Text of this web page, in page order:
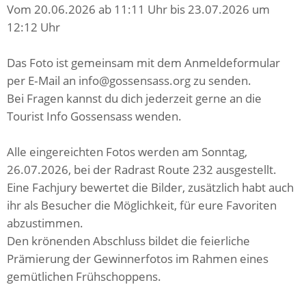
Vom 20.06.2026 ab 11:11 Uhr bis 23.07.2026 um
12:12 Uhr
Das Foto ist gemeinsam mit dem Anmeldeformular
per E‑Mail an info@gossensass.org zu senden.
Bei Fragen kannst du dich jederzeit gerne an die
Tourist Info Gossensass wenden.
Alle eingereichten Fotos werden am Sonntag,
26.07.2026, bei der Radrast Route 232 ausgestellt.
Eine Fachjury bewertet die Bilder, zusätzlich habt auch
ihr als Besucher die Möglichkeit, für eure Favoriten
abzustimmen.
Den krönenden Abschluss bildet die feierliche
Prämierung der Gewinnerfotos im Rahmen eines
gemütlichen Frühschoppens.